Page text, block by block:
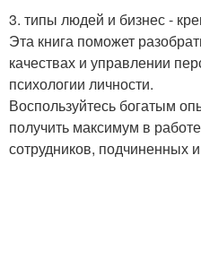
3. типы людей и бизнес -
Эта книга поможет
качествах и управлении
психологии личности.
Воспользуйтесь богатым
получить максимум в
сотрудников, подчиненных